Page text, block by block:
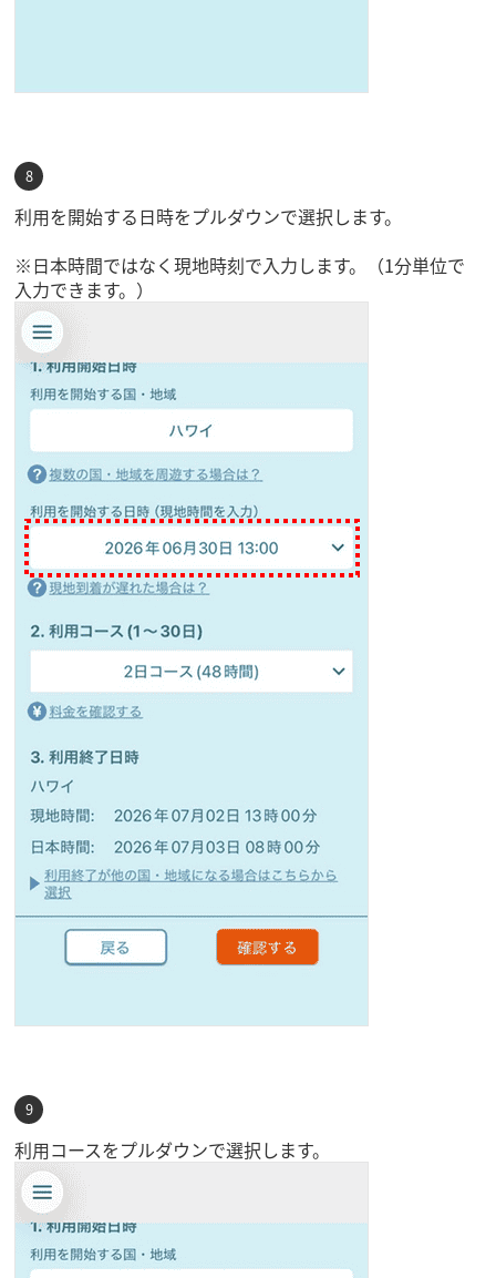
利用を開始する日時をプルダウンで選択します。
※日本時間ではなく現地時刻で入力します。（1分単位で
入力できます。）
利用コースをプルダウンで選択します。